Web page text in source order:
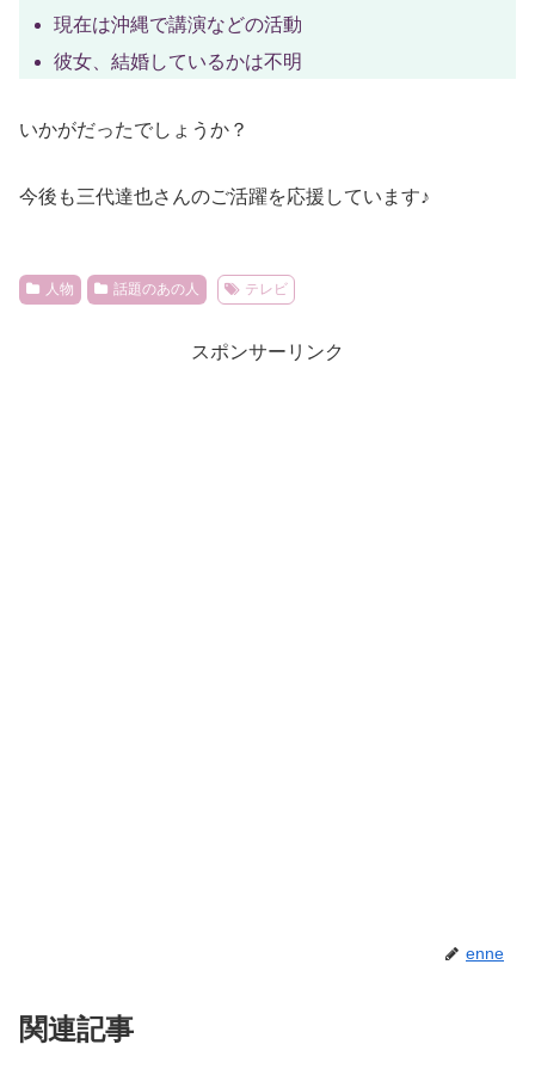
現在は沖縄で講演などの活動
彼女、結婚しているかは不明
いかがだったでしょうか？
今後も三代達也さんのご活躍を応援しています♪
人物 話題のあの人 テレビ
スポンサーリンク
enne
関連記事